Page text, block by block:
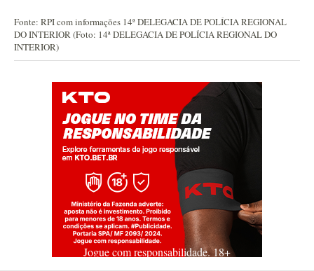
Fonte: RPI com informações 14ª DELEGACIA DE POLÍCIA REGIONAL
DO INTERIOR (Foto: 14ª DELEGACIA DE POLÍCIA REGIONAL DO
INTERIOR)
Jogue com responsabilidade. 18+